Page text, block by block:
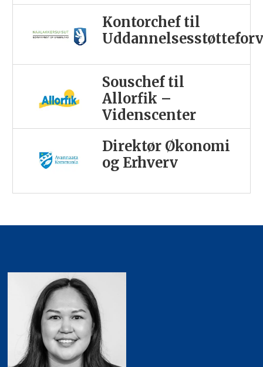
Kontorchef til
Souschef til
Allorfik –
Videnscenter
Direktør Økonomi
og Erhverv